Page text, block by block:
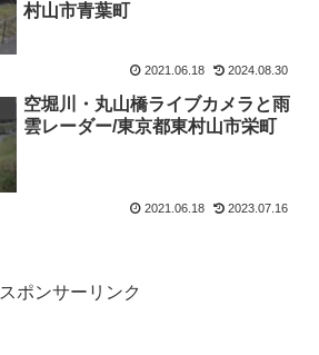
村山市青葉町
2021.06.18 2024.08.30
空堀川・丸山橋ライブカメラと雨
雲レーダー/東京都東村山市栄町
2021.06.18 2023.07.16
スポンサーリンク